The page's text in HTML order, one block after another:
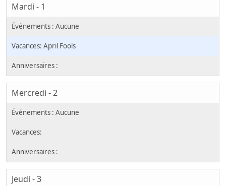
Mardi - 1
April Fools
Mercredi - 2
Jeudi - 3